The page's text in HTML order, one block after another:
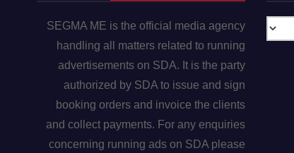
SEGMA ME is the official media agency
handling all matters related to running
advertisements on SDA. It is the party
authorized by SDA to issue and sign
booking orders and invoice the clients
and collect payments. For any enquiries
concerning running ads on SDA please